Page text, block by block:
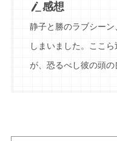
感想
静子と勝のラブシー
しまいました。ここ
が、恐るべし彼の頭の